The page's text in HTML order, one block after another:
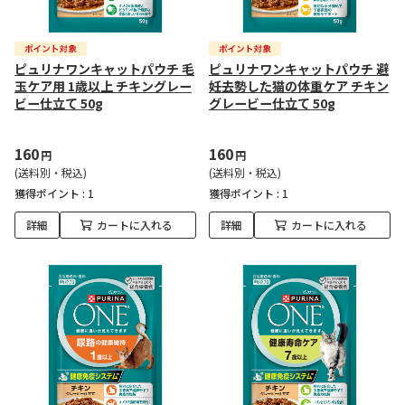
ピュリナワンキャットパウチ 毛
玉ケア用 1歳以上 チキングレー
ビー仕立て 50g
160円
(送料別・税込)
獲得ポイント : 1
詳細 カートに入れる
ピュリナワンキャットパウチ 避
妊去勢した猫の体重ケア チキン
グレービー仕立て 50g
160円
(送料別・税込)
獲得ポイント : 1
詳細 カートに入れる